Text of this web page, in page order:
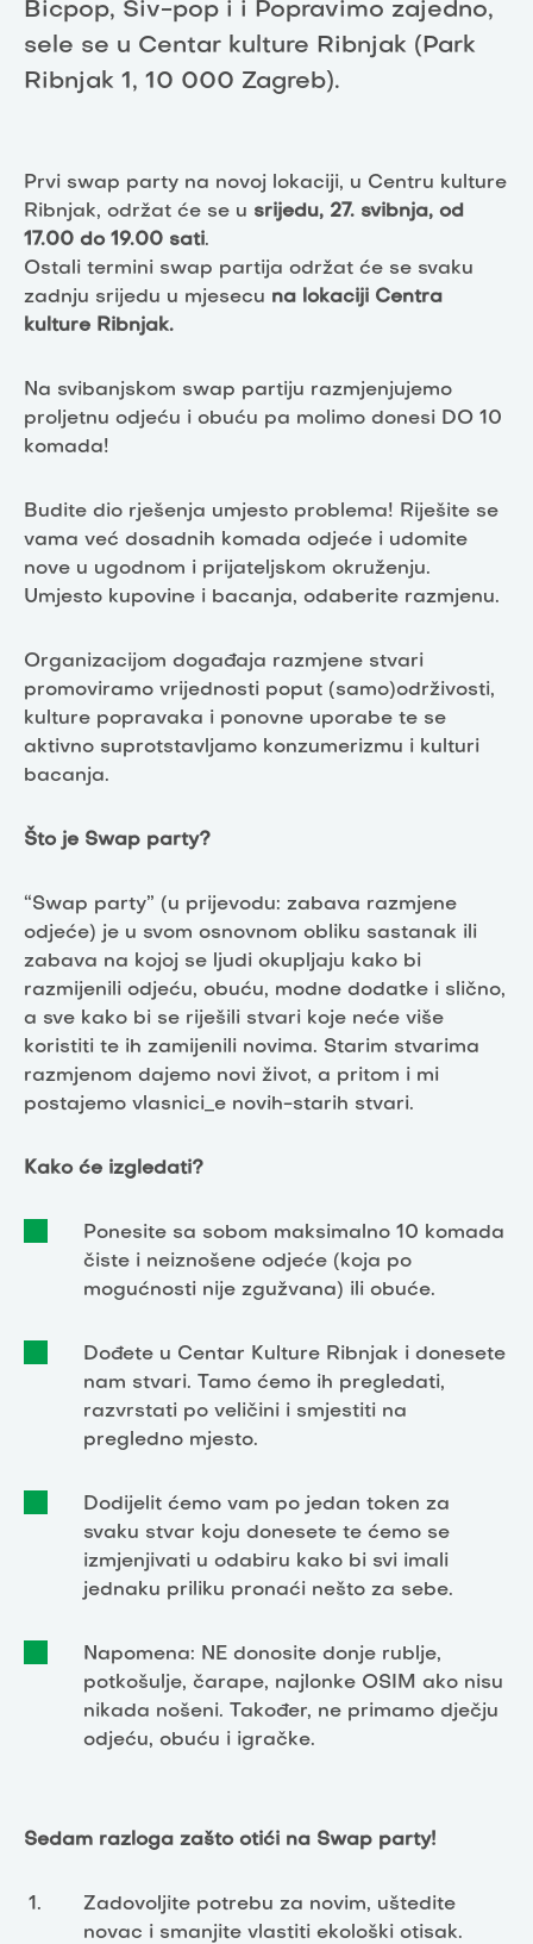
Bicpop, Šiv-pop i i Popravimo zajedno,
sele se u Centar kulture Ribnjak (Park
Ribnjak 1, 10 000 Zagreb).
Prvi swap party na novoj lokaciji, u Centru kulture
Ribnjak, održat će se u srijedu, 27. svibnja, od
17.00 do 19.00 sati.
Ostali termini swap partija održat će se svaku
zadnju srijedu u mjesecu na lokaciji Centra
kulture Ribnjak.
Na svibanjskom swap partiju razmjenjujemo
proljetnu odjeću i obuću pa molimo donesi DO 10
komada!
Budite dio rješenja umjesto problema! Riješite se
vama već dosadnih komada odjeće i udomite
nove u ugodnom i prijateljskom okruženju.
Umjesto kupovine i bacanja, odaberite razmjenu.
Organizacijom događaja razmjene stvari
promoviramo vrijednosti poput (samo)održivosti,
kulture popravaka i ponovne uporabe te se
aktivno suprotstavljamo konzumerizmu i kulturi
bacanja.
Što je Swap party?
“Swap party” (u prijevodu: zabava razmjene
odjeće) je u svom osnovnom obliku sastanak ili
zabava na kojoj se ljudi okupljaju kako bi
razmijenili odjeću, obuću, modne dodatke i slično,
a sve kako bi se riješili stvari koje neće više
koristiti te ih zamijenili novima. Starim stvarima
razmjenom dajemo novi život, a pritom i mi
postajemo vlasnici_e novih-starih stvari.
Kako će izgledati?
Ponesite sa sobom maksimalno 10 komada
čiste i neiznošene odjeće (koja po
mogućnosti nije zgužvana) ili obuće.
Dođete u Centar Kulture Ribnjak i donesete
nam stvari. Tamo ćemo ih pregledati,
razvrstati po veličini i smjestiti na
pregledno mjesto.
Dodijelit ćemo vam po jedan token za
svaku stvar koju donesete te ćemo se
izmjenjivati u odabiru kako bi svi imali
jednaku priliku pronaći nešto za sebe.
Napomena: NE donosite donje rublje,
potkošulje, čarape, najlonke OSIM ako nisu
nikada nošeni. Također, ne primamo dječju
odjeću, obuću i igračke.
Sedam razloga zašto otići na Swap party!
Zadovoljite potrebu za novim, uštedite
novac i smanjite vlastiti ekološki otisak.